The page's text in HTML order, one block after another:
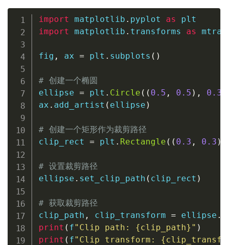
import matplotlib . pyplot as
import matplotlib . transforms as
fig , ax = plt . subplots ( )
# 创建一个椭圆
ellipse = plt . Circle ( ( 0.5 , 0.5 ) , 0.3
ax . add_artist ( ellipse )
# 创建一个矩形作为裁剪路径
clip_rect = plt . Rectangle ( ( 0.3 , 0.3 )
# 设置裁剪路径
ellipse . set_clip_path ( clip_rect )
# 获取裁剪路径
clip_path , clip_transform = ellipse .
print ( f"Clip path: {clip_path} " )
print ( f"Clip transform: {